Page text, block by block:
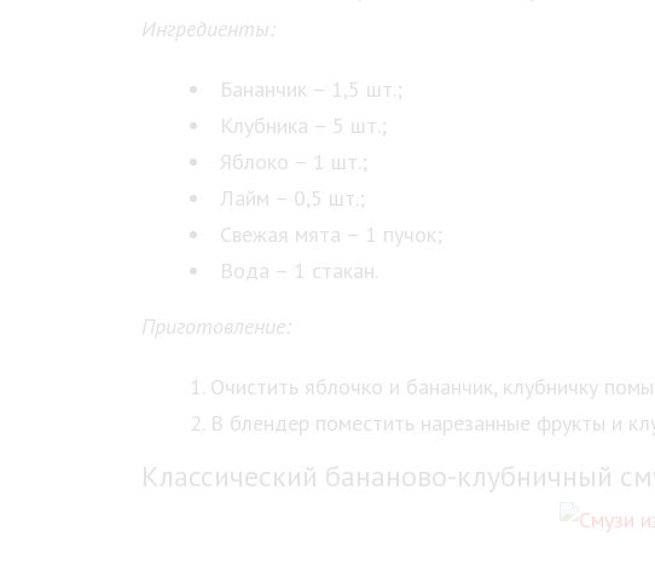
Ингредиенты:
Бананчик – 1,5 шт.;
Клубника – 5 шт.;
Яблоко – 1 шт.;
Лайм – 0,5 шт.;
Свежая мята – 1 пучок;
Вода – 1 стакан.
Приготовление:
Очистить яблочко и бананчик, клубничку
В блендер поместить нарезанные фрукты и
Классический бананово-клубничный